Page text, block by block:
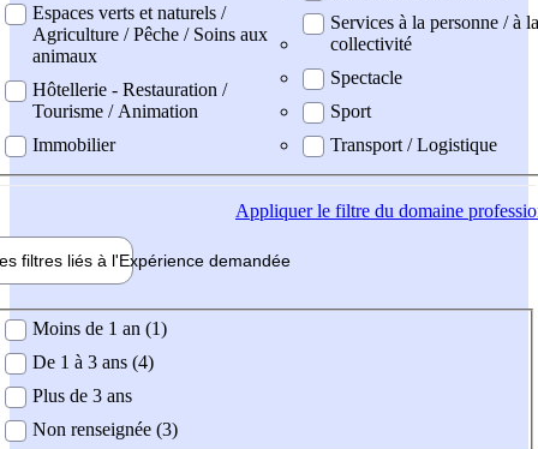
Espaces verts et naturels /
Agriculture / Pêche / Soins aux
animaux
Hôtellerie - Restauration /
Tourisme / Animation
Immobilier
Services à la personne / à la
collectivité
Spectacle
Sport
Transport / Logistique
Appliquerle filtre du domaine
filtres liés à l'Expérience demandée
demandée
Moins de 1 an (1)
De 1 à 3 ans (4)
Plus de 3 ans
Non renseignée (3)